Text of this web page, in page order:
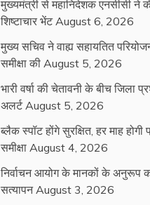
मुख्यमंत्री से महानिदेशक एनसीसी ने
शिष्टाचार भेंट August 6, 2026
मुख्य सचिव ने वाह्य सहायतित
समीक्षा की August 5, 2026
भारी वर्षा की चेतावनी के बीच जिला
अलर्ट August 5, 2026
ब्लैक स्पॉट होंगे सुरक्षित, हर माह होगी
समीक्षा August 4, 2026
निर्वाचन आयोग के मानकों के अनुरूप
सत्यापन August 3, 2026